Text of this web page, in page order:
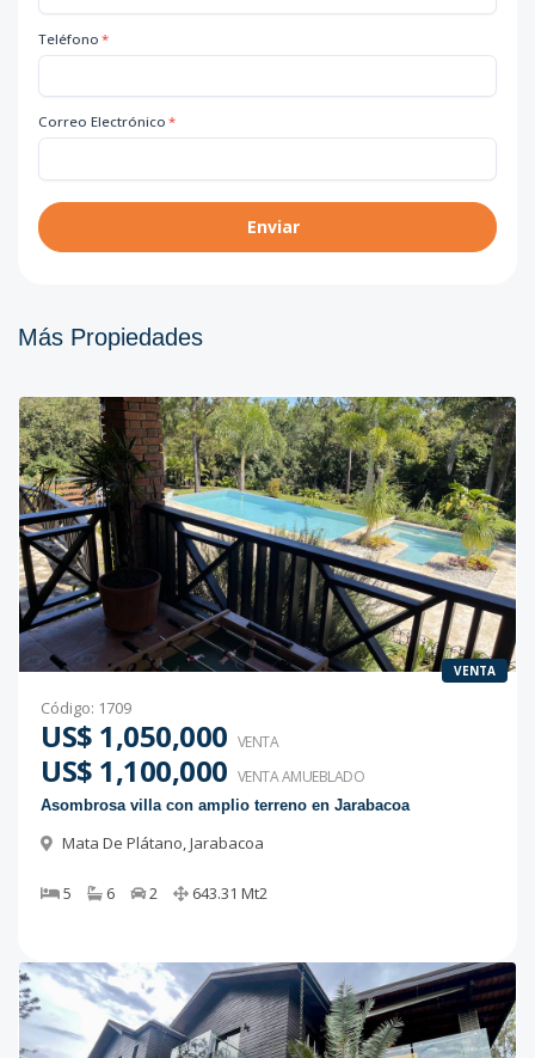
Teléfono *
Correo Electrónico *
Enviar
Más Propiedades
VENTA
Código: 1709
US$ 1,050,000 VENTA
US$ 1,100,000 VENTA AMUEBLADO
Asombrosa villa con amplio terreno en Jarabacoa
Mata De Plátano,Jarabacoa
5 6 2 643.31 Mt2